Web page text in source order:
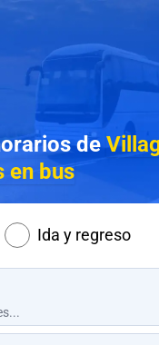
de
en bus
Ida y regreso